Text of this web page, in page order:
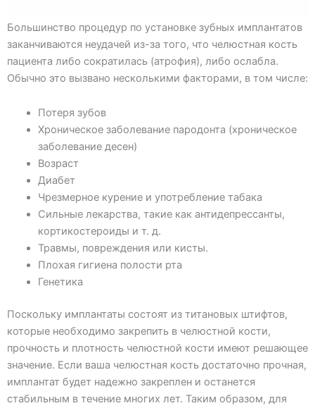
Большинство процедур по установке зубных имплантатов
заканчиваются неудачей из-за того, что челюстная кость
пациента либо сократилась (атрофия), либо ослабла.
Обычно это вызвано несколькими факторами, в том числе:
Потеря зубов
Хроническое заболевание пародонта (хроническое
заболевание десен)
Возраст
Диабет
Чрезмерное курение и употребление табака
Сильные лекарства, такие как антидепрессанты,
кортикостероиды и т. д.
Травмы, повреждения или кисты.
Плохая гигиена полости рта
Генетика
Поскольку имплантаты состоят из титановых штифтов,
которые необходимо закрепить в челюстной кости,
прочность и плотность челюстной кости имеют решающее
значение. Если ваша челюстная кость достаточно прочная,
имплантат будет надежно закреплен и останется
стабильным в течение многих лет. Таким образом, для